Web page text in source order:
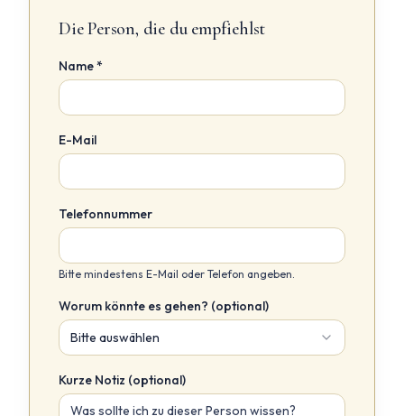
Die Person, die du empfiehlst
Name *
E-Mail
Telefonnummer
Bitte mindestens E-Mail oder Telefon angeben.
Worum könnte es gehen? (optional)
Bitte auswählen
Kurze Notiz (optional)